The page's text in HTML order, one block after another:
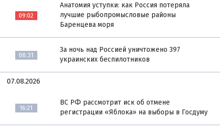
09:02
Анатомия уступки: как Россия потеряла
лучшие рыбопромысловые районы
Баренцева моря
08:31
За ночь над Россией уничтожено 397
украинских беспилотников
07.08.2026
16:21
ВС РФ рассмотрит иск об отмене
регистрации «Яблока» на выборы в Госдуму